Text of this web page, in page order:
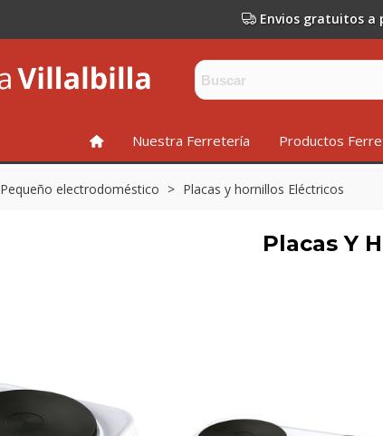
Envios gratuitos a
INICIONuestra Ferretería Productos
Pequeño electrodoméstico > Placas y hornillos Eléctricos
Placas Y